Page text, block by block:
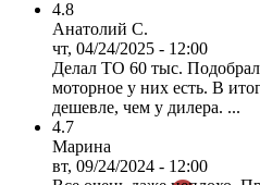
4.8
Анатолий С.
чт, 04/24/2025 - 12:00
Делал ТО 60 тыс.
моторное у них есть. В
дешевле, чем у дилера. ...
4.7
Марина
вт, 09/24/2024 - 12:00